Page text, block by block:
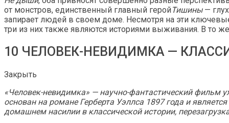
от монстров, единственный главный геройТишины—
запирает людей в своем доме. Несмотря на эти
три из них также являются историями выживания. В то
10 ЧЕЛОВЕК-НЕВИДИМКА —
Закрыть
«Человек-невидимка» — научно-фантастический фильм
основан на романе Герберта Уэллса 1897 года и
домашнем насилии в классической истории,